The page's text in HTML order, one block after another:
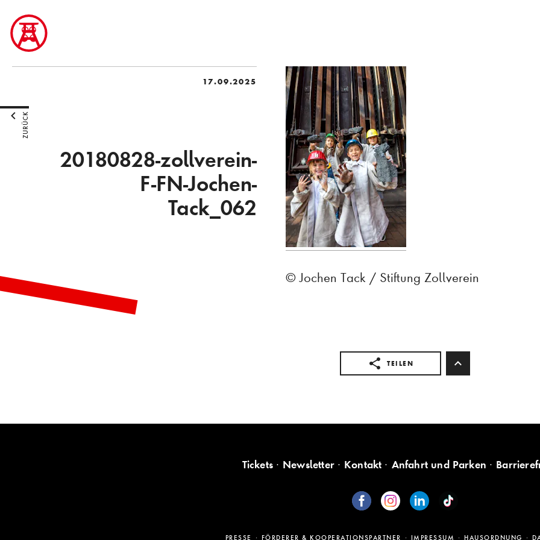
17.09.2025
20180828-zollverein-
F-FN-Jochen-
Tack_062
© Jochen Tack / Stiftung Zollverein
TEILEN
ZURÜCK
Tickets Newsletter Kontakt Anfahrt und Parken
PRESSE FÖRDERER & KOOPERATIONSPARTNER IMPRESSUM HAUSORDNUNG